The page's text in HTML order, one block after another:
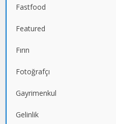
Fastfood
Featured
Fırın
Fotoğrafçı
Gayrimenkul
Gelinlik